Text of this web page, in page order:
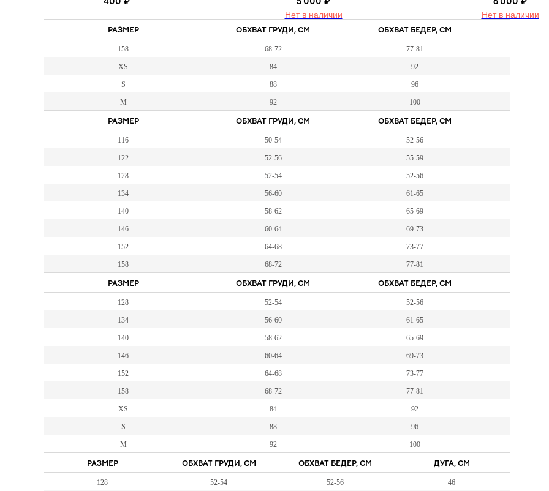
Нет в наличии Нет в наличии
РАЗМЕР ОБХВАТ ГРУДИ, СМ ОБХВАТ БЕДЕР, СМ
158 68-72 77-81
XS 84 92
S 88 96
M 92 100
РАЗМЕР ОБХВАТ ГРУДИ, СМ ОБХВАТ БЕДЕР, СМ
116 50-54 52-56
122 52-56 55-59
128 52-54 52-56
134 56-60 61-65
140 58-62 65-69
146 60-64 69-73
152 64-68 73-77
158 68-72 77-81
РАЗМЕР ОБХВАТ ГРУДИ, СМ ОБХВАТ БЕДЕР, СМ
128 52-54 52-56
134 56-60 61-65
140 58-62 65-69
146 60-64 69-73
152 64-68 73-77
158 68-72 77-81
XS 84 92
S 88 96
M 92 100
РАЗМЕР ОБХВАТ ГРУДИ, СМ ОБХВАТ БЕДЕР, СМ ДУГА, СМ
128 52-54 52-56 46